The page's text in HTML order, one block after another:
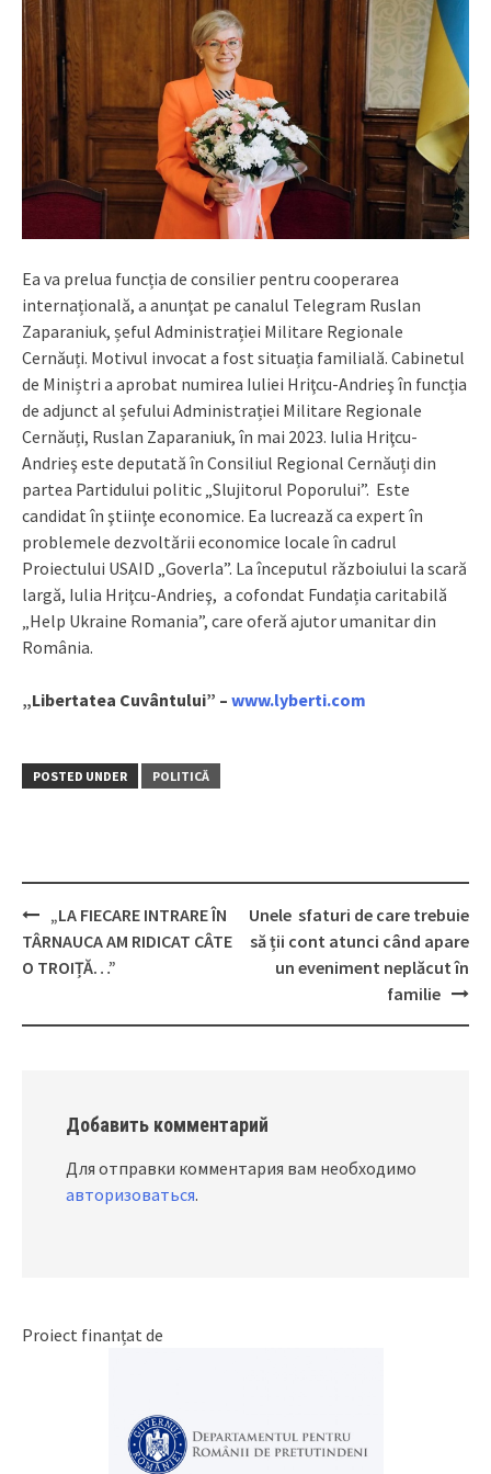
Ea va prelua funcția de consilier pentru cooperarea
internațională, a anunţat pe canalul Telegram Ruslan
Zaparaniuk, șeful Administrației Militare Regionale
Cernăuți. Motivul invocat a fost situația familială. Cabinetul
de Miniștri a aprobat numirea Iuliei Hriţcu-Andrieş în funcția
de adjunct al șefului Administrației Militare Regionale
Cernăuți, Ruslan Zaparaniuk, în mai 2023. Iulia Hriţcu-
Andrieş este deputată în Consiliul Regional Cernăuți din
partea Partidului politic „Slujitorul Poporului”. Este
candidat în ştiinţe economice. Ea lucrează ca expert în
problemele dezvoltării economice locale în cadrul
Proiectului USAID „Goverla”. La începutul războiului la scară
largă, Iulia Hriţcu-Andrieş, a cofondat Fundația caritabilă
„Help Ukraine Romania”, care oferă ajutor umanitar din
România.
„Libertatea Cuvântului” – www.lyberti.com
POSTED UNDER POLITICĂ
Post
navigation
„LA FIECARE INTRARE ÎN
TÂRNAUCA AM RIDICAT CÂTE
O TROIȚĂ…”
Unele sfaturi de care trebuie
să ții cont atunci când apare
un eveniment neplăcut în
familie
Добавить комментарий
Для отправки комментария вам необходимо
авторизоваться.
Proiect finanțat de